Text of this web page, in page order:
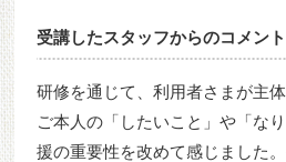
受講したスタッフからのコメント
研修を通じて、利用者さまが主
ご本人の「したいこと」や「な
援の重要性を改めて感じました